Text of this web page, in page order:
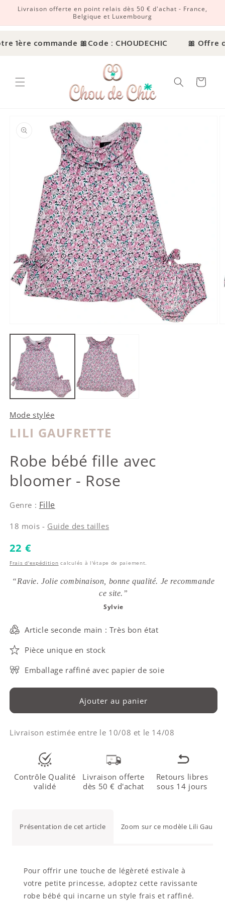
et passer au contenu
Livraison offerte en point relais dès 50 € d'achat - France,
Belgique et Luxembourg
1ère commande 🎀 Code : CHOUDECHIC 🎀 Offre
Panier
informations produits
Mode stylée
LILI GAUFRETTE
Lili Gaufrette
Robe bébé fille avec
bloomer - Rose
Genre : Fille
18 mois - Guide des tailles
Prix habituel
22 €
Frais d'expédition calculés à l'étape de paiement.
“Ravie. Jolie combinaison, bonne qualité. Je recommande
ce site.”
Sylvie
Article seconde main : Très bon état
Pièce unique en stock
Emballage raffiné avec papier de soie
Ajouter au panier
Livraison estimée entre le 10/08 et le 14/08
Contrôle Qualité
validé
Livraison offerte
dès 50 € d'achat
Retours libres
sous 14 jours
Présentation de cet article Zoom sur ce modèle Lili
Pour offrir une touche de légèreté estivale à
votre petite princesse, adoptez cette ravissante
robe bébé qui incarne un style frais et raffiné.